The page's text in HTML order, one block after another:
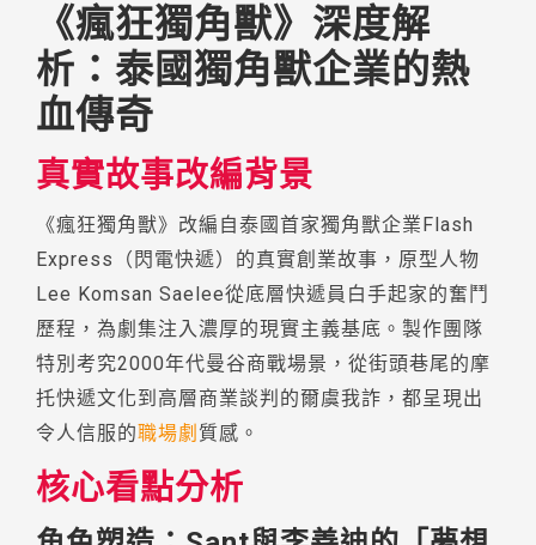
《瘋狂獨角獸》深度解
析：泰國獨角獸企業的熱
血傳奇
真實故事改編背景
《瘋狂獨角獸》改編自泰國首家獨角獸企業Flash
Express（閃電快遞）的真實創業故事，原型人物
Lee Komsan Saelee從底層快遞員白手起家的奮鬥
歷程，為劇集注入濃厚的現實主義基底。製作團隊
特別考究2000年代曼谷商戰場景，從街頭巷尾的摩
托快遞文化到高層商業談判的爾虞我詐，都呈現出
令人信服的職場劇 質感。
核心看點分析